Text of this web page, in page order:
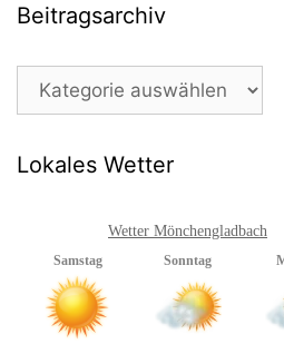
Beitragsarchiv
Beitragsarchiv
Lokales Wetter
Wetter Mönchengladbach